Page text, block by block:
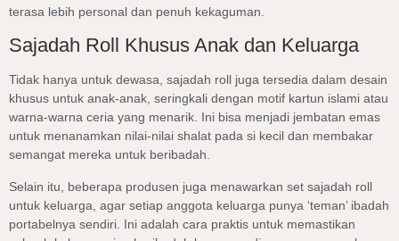
terasa lebih personal dan penuh kekaguman.
Sajadah Roll Khusus Anak dan Keluarga
Tidak hanya untuk dewasa, sajadah roll juga tersedia dalam desain
khusus untuk anak-anak, seringkali dengan motif kartun islami atau
warna-warna ceria yang menarik. Ini bisa menjadi jembatan emas
untuk menanamkan nilai-nilai shalat pada si kecil dan membakar
semangat mereka untuk beribadah.
Selain itu, beberapa produsen juga menawarkan set sajadah roll
untuk keluarga, agar setiap anggota keluarga punya ‘teman’ ibadah
portabelnya sendiri. Ini adalah cara praktis untuk memastikan